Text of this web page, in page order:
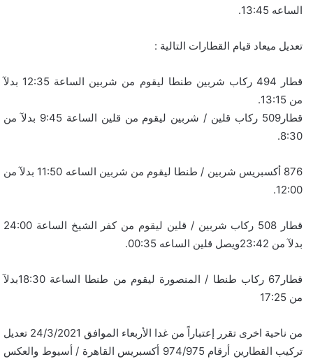
الساعه 13:45.
تعديل ميعاد قيام القطارات التالية :
قطار 494 ركاب شربين طنطا ليقوم من شربين الساعة 12:35 بدلآ
من 13:15.
قطار509 ركاب قلين / شربين ليقوم من قلين الساعة 9:45 بدلآ من
8:30.
876 أكسبريس شربين / طنطا ليقوم من شربين الساعه 11:50 بدلآ من
12:00.
قطار 508 ركاب شربين / قلين ليقوم من كفر الشيخ الساعة 24:00
بدلآ من 23:42ويصل قلين الساعه 00:35.
قطار67 ركاب طنطا / المنصورة ليقوم من طنطا الساعة 18:30بدلآ
من 17:25
من ناحية اخرى تقرر إعتباراً من غدا الأربعاء الموافق 24/3/2021 تعديل
تركيب القطارين أرقام 974/975 أكسبريس القاهرة / أسيوط والعكس